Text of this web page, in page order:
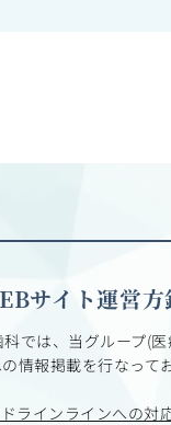
サイト運営方
では、当グループ(
情報掲載を行なって
ラインラインへの対